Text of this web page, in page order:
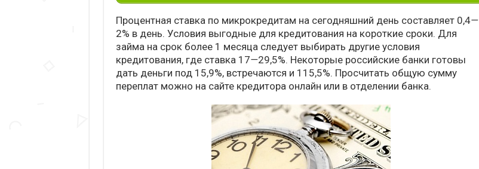
Процентная ставка по микрокредитам на сегодняшний день составляет 0,4—
2% в день. Условия выгодные для кредитования на короткие сроки. Для
займа на срок более 1 месяца следует выбирать другие условия
кредитования, где ставка 17—29,5%. Некоторые российские банки готовы
дать деньги под 15,9%, встречаются и 115,5%. Просчитать общую сумму
переплат можно на сайте кредитора онлайн или в отделении банка.